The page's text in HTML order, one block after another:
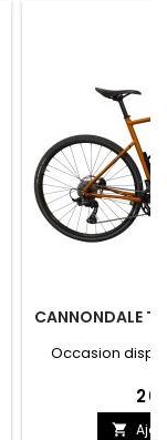
CANNONDALE
Occasion
2
